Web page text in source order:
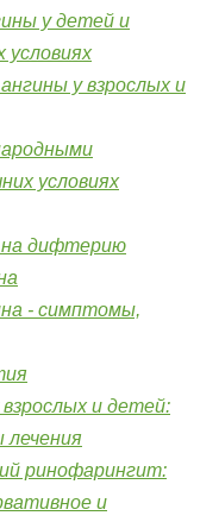
у детей и
условиях
у взрослых и
условиях
на дифтерию
- симптомы,
и детей:
ринофарингит:
и